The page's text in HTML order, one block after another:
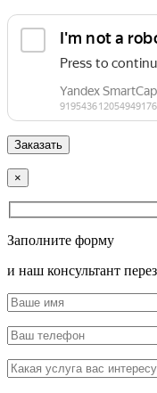
×
Заполните форму
и наш консультант